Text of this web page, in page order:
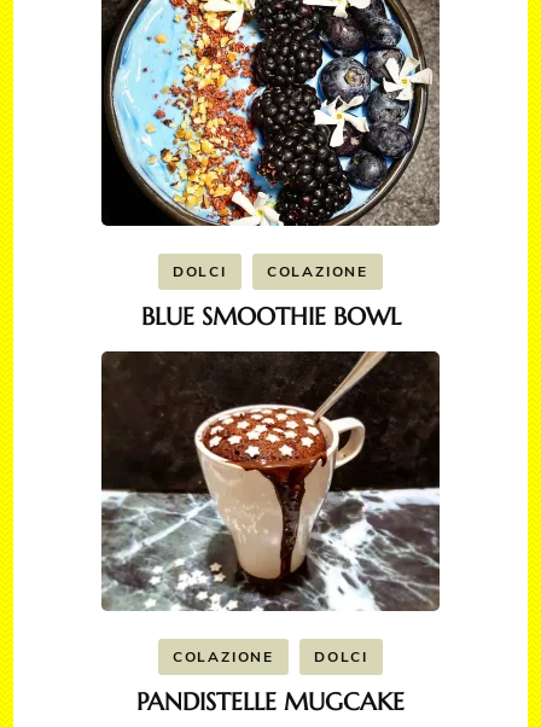
DOLCI COLAZIONE
BLUE SMOOTHIE BOWL
COLAZIONE DOLCI
PANDISTELLE MUGCAKE